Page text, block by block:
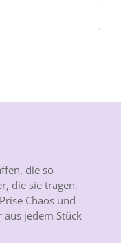
die so
die sie tragen.
Chaos und
jedem Stück